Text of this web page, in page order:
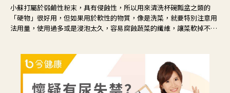
小蘇打屬於弱鹼性粉末，具有侵蝕性，所以用來清洗杯碗瓢盆之類的
「硬物」很好用，但如果用於軟性的物質，像是洗菜，就要特別注意用
法用量，使用過多或是浸泡太久，容易腐蝕蔬菜的纖維，讓菜軟掉不清